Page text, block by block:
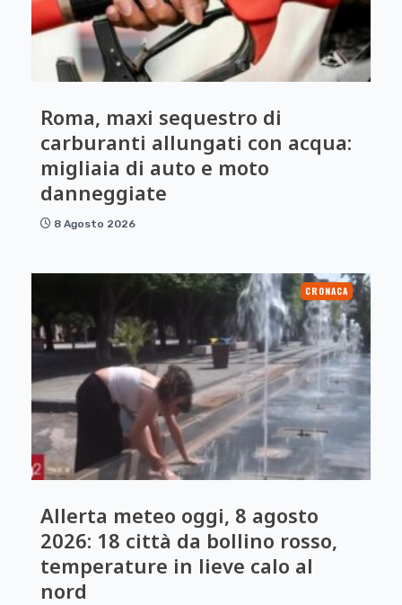
Roma, maxi sequestro di
carburanti allungati con acqua:
migliaia di auto e moto
danneggiate
8 Agosto 2026
CRONACA
Allerta meteo oggi, 8 agosto
2026: 18 città da bollino rosso,
temperature in lieve calo al
nord